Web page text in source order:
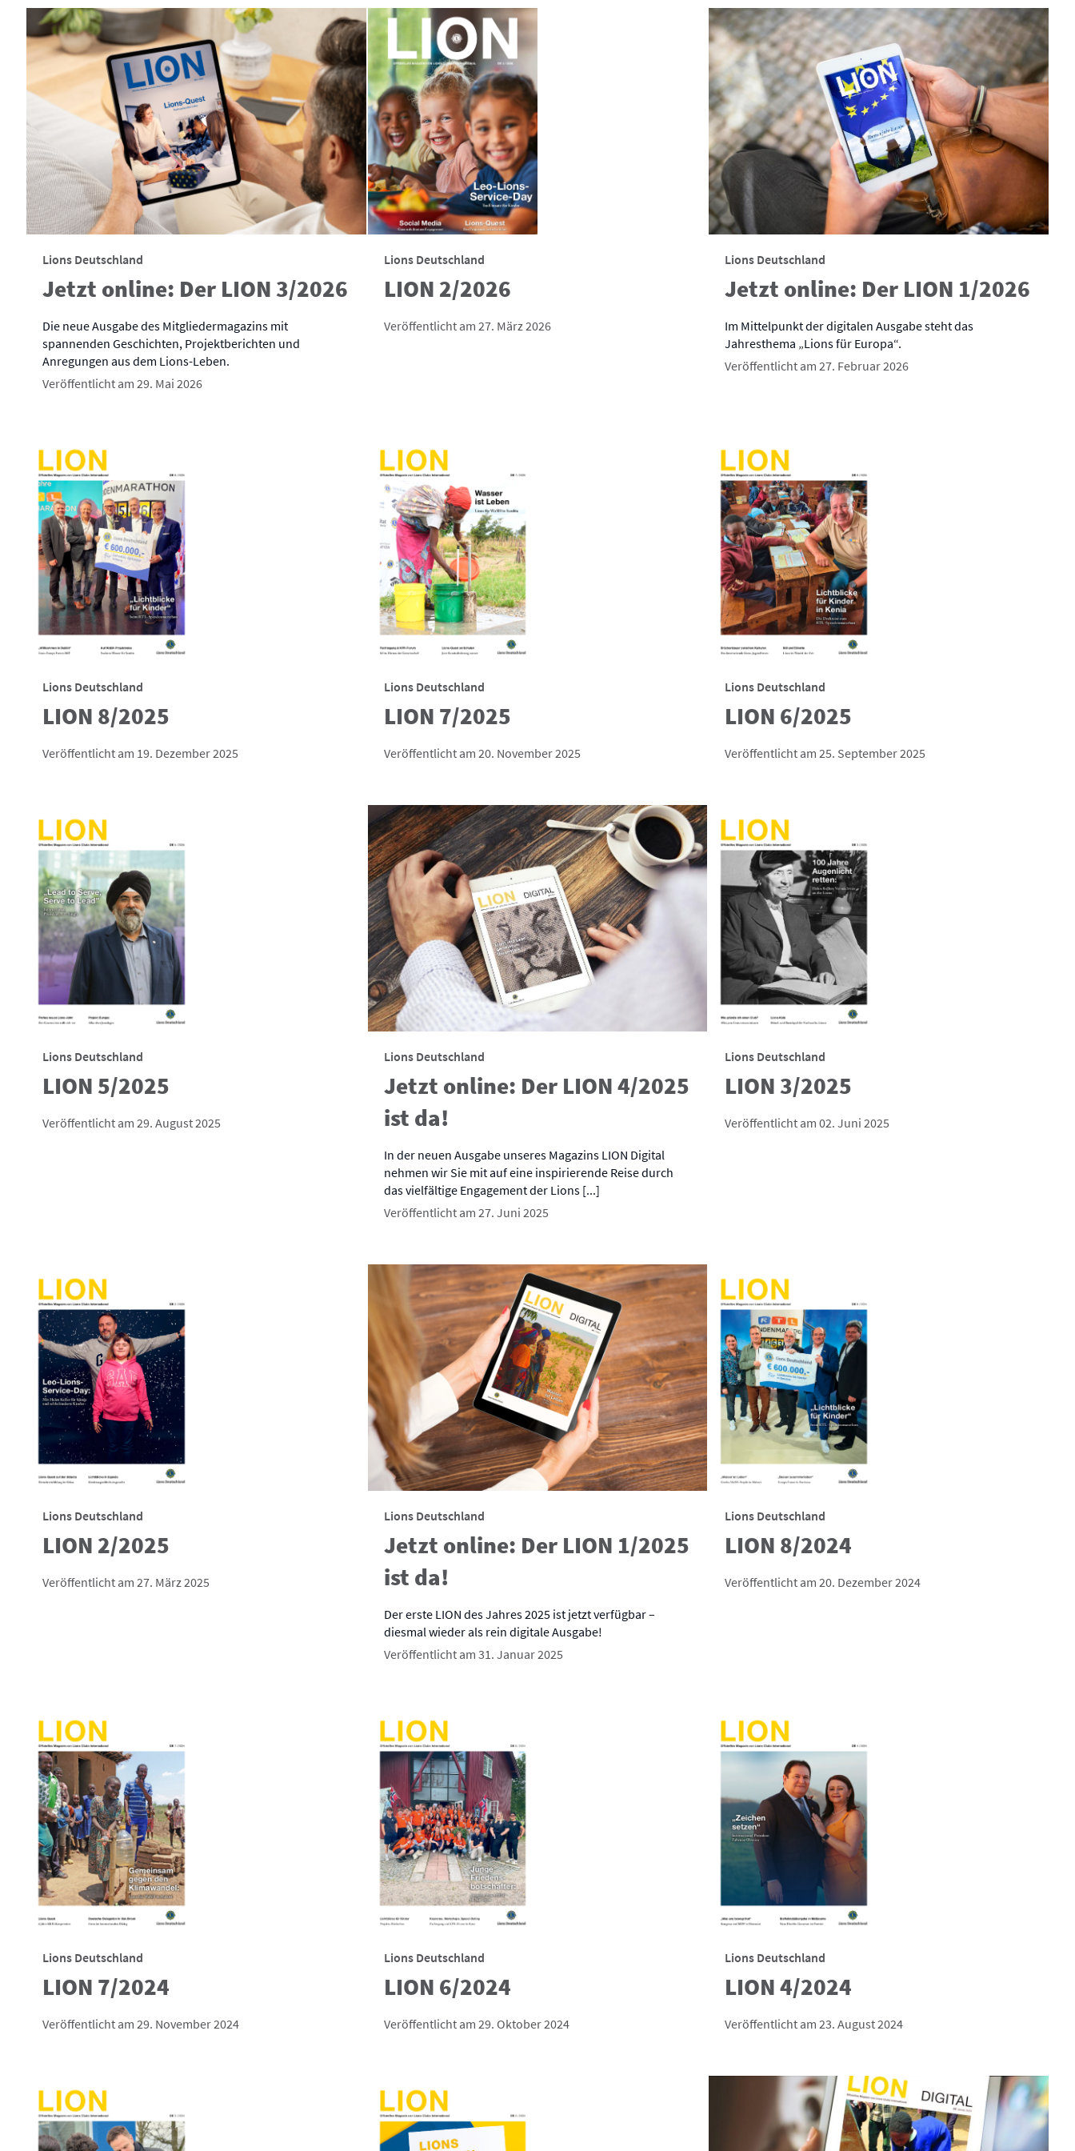
Lions Deutschland
Jetzt online: Der LION 3/2026
Die neue Ausgabe des Mitgliedermagazins mit
spannenden Geschichten, Projektberichten und
Anregungen aus dem Lions-Leben.
Veröffentlicht am 29. Mai 2026
Lions Deutschland
LION 2/2026
Veröffentlicht am 27. März 2026
Lions Deutschland
Jetzt online: Der LION 1/2026
Im Mittelpunkt der digitalen Ausgabe steht das
Jahresthema „Lions für Europa“.
Veröffentlicht am 27. Februar 2026
Lions Deutschland
LION 8/2025
Veröffentlicht am 19. Dezember 2025
Lions Deutschland
LION 7/2025
Veröffentlicht am 20. November 2025
Lions Deutschland
LION 6/2025
Veröffentlicht am 25. September 2025
Lions Deutschland
LION 5/2025
Veröffentlicht am 29. August 2025
Lions Deutschland
Jetzt online: Der LION 4/2025
ist da!
In der neuen Ausgabe unseres Magazins LION Digital
nehmen wir Sie mit auf eine inspirierende Reise durch
das vielfältige Engagement der Lions [...]
Veröffentlicht am 27. Juni 2025
Lions Deutschland
LION 3/2025
Veröffentlicht am 02. Juni 2025
Lions Deutschland
LION 2/2025
Veröffentlicht am 27. März 2025
Lions Deutschland
Jetzt online: Der LION 1/2025
ist da!
Der erste LION des Jahres 2025 ist jetzt verfügbar –
diesmal wieder als rein digitale Ausgabe!
Veröffentlicht am 31. Januar 2025
Lions Deutschland
LION 8/2024
Veröffentlicht am 20. Dezember 2024
Lions Deutschland
LION 7/2024
Veröffentlicht am 29. November 2024
Lions Deutschland
LION 6/2024
Veröffentlicht am 29. Oktober 2024
Lions Deutschland
LION 4/2024
Veröffentlicht am 23. August 2024